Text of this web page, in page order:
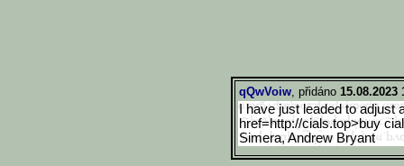
qQwVoiw, přidáno 15.08.2023
I have just leaded to adjust
href=http://cials.top>buy
Simera, Andrew Bryant